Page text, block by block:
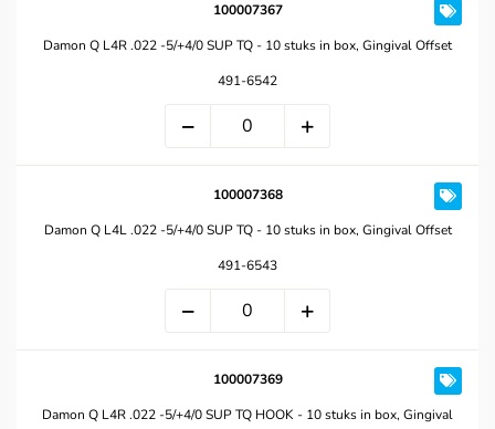
100007367
Damon Q L4R .022 -5/+4/0 SUP TQ - 10 stuks in box, Gingival Offset
491-6542
100007368
Damon Q L4L .022 -5/+4/0 SUP TQ - 10 stuks in box, Gingival Offset
491-6543
100007369
Damon Q L4R .022 -5/+4/0 SUP TQ HOOK - 10 stuks in box, Gingival